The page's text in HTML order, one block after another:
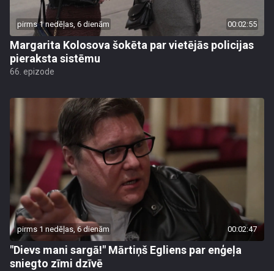
pirms 1 nedēļas, 6 dienām 00:02:55
Margarita Kolosova šokēta par vietējās policijas
pieraksta sistēmu
66. epizode
pirms 1 nedēļas, 6 dienām 00:02:47
"Dievs mani sargā!" Mārtiņš Egliens par enģeļa
sniegto zīmi dzīvē